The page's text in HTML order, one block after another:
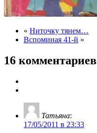
« Ниточку тянем…
Вспоминая 41-й »
16 комментариев
Татьяна:
17/05/2011 в 23:33